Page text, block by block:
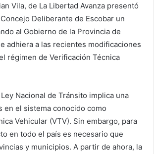
Vila, de La Libertad Avanza presentó
Deliberante de Escobar un
al Gobierno de la Provincia de
adhiera a las recientes modificaciones
régimen de Verificación Técnica
Nacional de Tránsito implica una
en el sistema conocido como
Vehicular (VTV). Sin embargo, para
en todo el país es necesario que
y municipios. A partir de ahora, la